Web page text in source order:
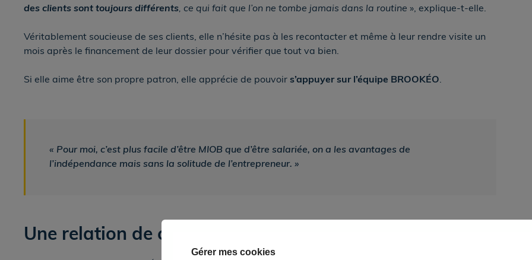
des clients sont toujours différents, ce qui fait que l’on ne tombe jamais dans la routine », explique-t-elle.
Véritablement soucieuse de ses clients, elle n’hésite pas à les recontacter et même à leur rendre visite un
mois après le financement de leur dossier pour vérifier que tout va bien.
Si elle aime être son propre patron, elle apprécie de pouvoir s’appuyer sur l’équipe BROOKÉO.
« Pour moi, c’est plus facile d’être MIOB que d’être salariée, on a les avantages de
l’indépendance mais sans la solitude de l’entrepreneur. »
Une relation de confiance avec BROOKÉO
Gérer mes cookies